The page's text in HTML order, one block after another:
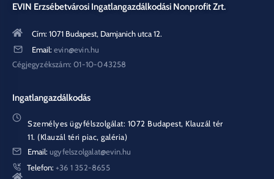
EVIN Erzsébetvárosi Ingatlangazdálkodási Nonprofit Zrt.
Cím: 1071 Budapest, Damjanich utca 12.
Email: evin@evin.hu
Cégjegyzékszám: 01-10-043258
Ingatlangazdálkodás
Személyes ügyfélszolgálat: 1072 Budapest, Klauzál tér
11. (Klauzál téri piac, galéria)
Email: ugyfelszolgalat@evin.hu
Telefon: +36 1 352-8655